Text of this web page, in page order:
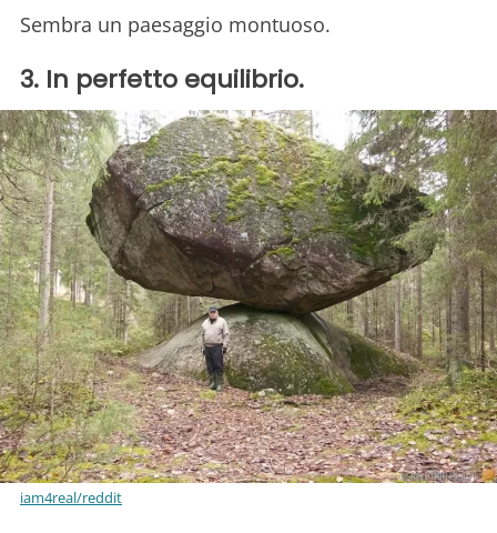
Sembra un paesaggio montuoso.
3. In perfetto equilibrio.
iam4real/reddit